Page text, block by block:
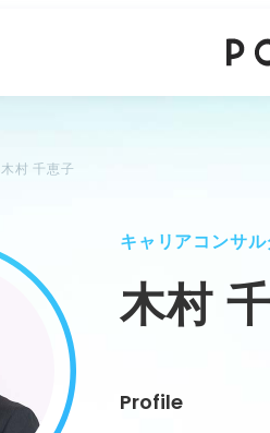
木村 千恵子
キャリアコンサ
木村
Profile